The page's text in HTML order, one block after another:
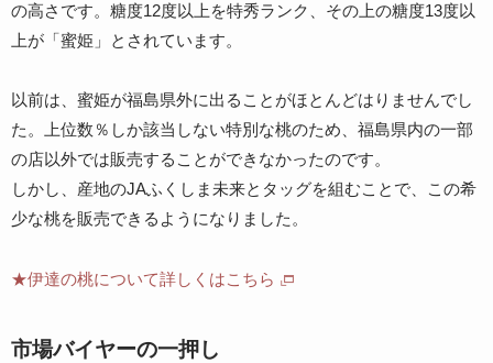
の高さです。糖度12度以上を特秀ランク、その上の糖度13度以
上が「蜜姫」とされています。
以前は、蜜姫が福島県外に出ることがほとんどはりませんでし
た。上位数％しか該当しない特別な桃のため、福島県内の一部
の店以外では販売することができなかったのです。
しかし、産地のJAふくしま未来とタッグを組むことで、この希
少な桃を販売できるようになりました。
★伊達の桃について詳しくはこちら
市場バイヤーの一押し